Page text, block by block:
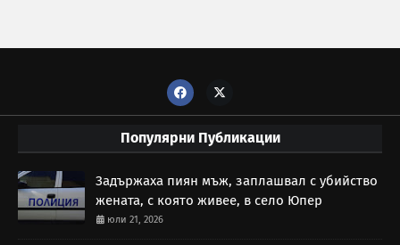
Популярни Публикации
Задържаха пиян мъж, заплашвал с убийство
жената, с която живее, в село Юпер
юли 21, 2026